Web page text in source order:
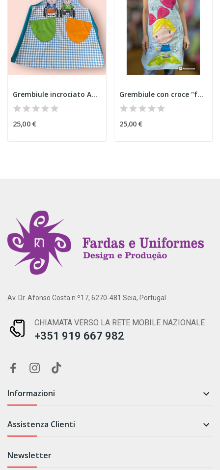
Grembiule incrociato Anziani A
25,00 €
Grembiule con croce "farfalla"
25,00 €
Av. Dr. Afonso Costa n.º17, 6270-481 Seia, Portugal
CHIAMATA VERSO LA RETE MOBILE NAZIONALE
+351 919 667 982
Informazioni 
Assistenza Clienti 
Newsletter